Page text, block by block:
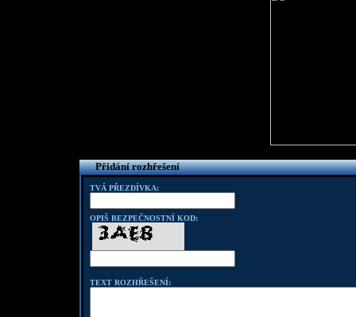
Přidání rozhřešení
TVÁ PŘEZDÍVKA:
OPIŠ BEZPEČNOSTNÍ KOD:
TEXT ROZHŘEŠENÍ: